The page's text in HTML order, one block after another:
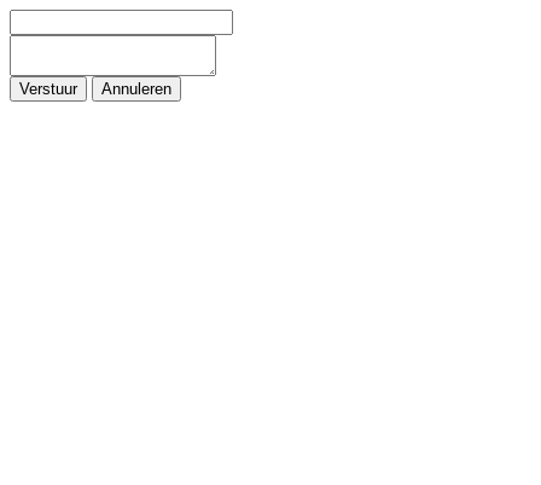
Verstuur Annuleren